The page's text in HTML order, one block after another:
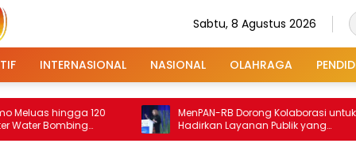
Sabtu, 8 Agustus 2026
INTERNASIONAL NASIONAL OLAHRAGA
120
MenPAN-RB Dorong Kolaborasi untuk
Hadirkan Layanan Publik yang
Terintegrasi dan Inklusif